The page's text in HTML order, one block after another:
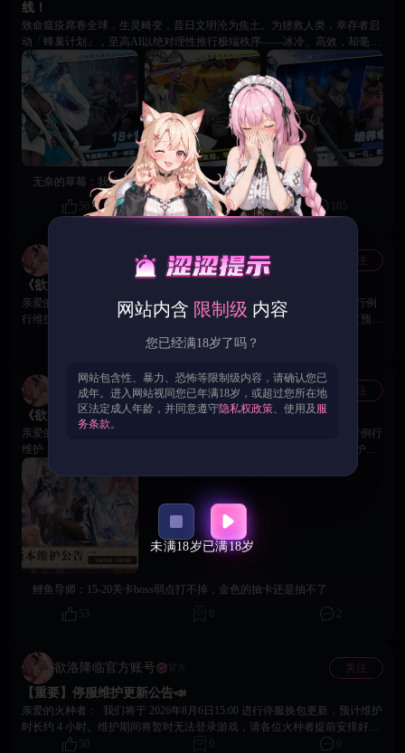
线！
致命瘟疫席卷全球，生灵畸变，昔日文明沦为焦土。为拯救人类，幸存者启
动「蜂巢计划」，至高AI以绝对理性推行极端秩序——冰冷、高效，却毫无
人性温度。 一部分人类与觉醒的战姬揭竿而起，组建「圣光会」，誓要撕碎
AI的桎梏；而忠诚于AI的蜂巢战姬，坚信唯有绝对秩序才能拯救人类。两大
阵营剑拔弩张，末世对决一触即发！ 你，化身「火种者」——这一缕跨越黑
暗的微光，究竟能唤醒沉睡的希望，还是被乱世洪流吞噬？ 🔥 核心玩法炸
裂来袭 ✡️ 独创背身射击｜单手操作，爽感拉满 指尖轻划即完成瞄准、发
射，酷炫技能特效+震动反馈，每一次射击都“摇”动感官。美少女战姬背身
RPG名场面，新手也能打出高光操作！ ✡️ 战姬羁绊养成｜阵营克制，策略战
从陌生到信赖，战力直线飙升，打造你的专属天团。 ✡️ 副本探索解谜｜稀有
福利CG，真相藏于细节 支线副本暗藏玄机，不止有战斗，更有隐藏剧情。
探索解锁稀有CG，揭开AI反叛的深层秘密，每一次探索都有新惊喜。 ✡️ 萌
值加成。养成专属萌宠，解锁技能，陪你闯副本、战强敌，热血之余更有治
愈陪伴。 🙌 4月27日，全新RPG手游已重磅上线18Game平台，下载解锁战姬
情报与互动好礼。你，就是人类最后的火种——末世集结，赴约开战！
无奈的草莓： 我的特殊召唤呢？
56
1 185
欲洛降临官方账号 官方 关注
《欲洛降临》维护更新公告 📣
亲爱的火种者： 为了给您带来更好的游戏体验，服务器将在本周四进行例
行维护，给您带来的不便深感抱歉。 维护时间：7月23日 15：00：00 （预计
维护时长4小时，恢复时间将根据实际进度动态调整） 重要提示：本次为强
制更新，需卸载旧客户端并重新安装新版本！ 请务必在卸载旧包前，截图保
往官网下载最新客户端并重新安装，旧版本将无法正常进入游戏。 【更新
内容】 本次更新重点修复了主线战斗、竞技玩法、角色养成、界面显示及
登录更新等问题，并对资源下载与断线重连体验进行了优化。 一、战斗及关
卡修复 1.修复了主线 1-6关 首次进入时无法攻击敌人的问题。 2.修复了主线
1-9关 作战页面卡死，提示“消灭下一个敌人”后无法继续操作的问题。 3.修
复了战姬 影葵 技能2伤害偏低、爆裂技能伤害异常的问题。 4.修复了战姬 光
子 释放技能2时未正常显示提示弹窗的问题。 5.修复了羁绊 “渡鸦旅团” 生效
后，战姬BUFF栏出现无属性加成BUFF的问题。 6.修复了购买炸弹后道具数
量未正常增加的问题。 7.修复了防御基地中，满足钻石条件后无法正常使用
“歼灭”功能的问题。 8.修复战斗编队上阵宠物时，属性筛选结果错误的问
题。 二、竞技及赛季玩法修复 1.修复了每日免费挑战次数未正常恢复的问
题。 2.修复了入场券购买次数跨天未重置、购买价格未恢复的问题。 3.修复
层界面后再次进入可异常刷新对手的问题。 5.修复了查看对手详情时数据显
示为0，与实际战斗页面信息不一致的问题。 6.修复了排行榜中无法查看自
战斗次数购买及消耗计数异常的问题。 三、角色及养成系统修复 1.修复了上
阵界面的排序与筛选功能未生效的问题。 2.修复了角色强化升级后，属性未
正常提升的问题。 3.修复了宠物分类页签无法正确筛选对应属性宠物的问
题。 4.优化了宠物一键升星功能的红点提醒功能。 5.修复了获得全部30名战
姬后，重置排序会导致部分战姬被隐藏的问题。 6.修复了极限突破排序功能
异常的问题。 7.修复了角色界面圆点按钮无法正常点击的问题。 8.修复了角
0
欲洛降临官方账号 官方 关注
《欲洛降临》版本维护公告📣
亲爱的火种者： 为了给您带来更好的游戏体验，服务器将在本周四进行例行
维护，给您带来的不便深感抱歉。 维护时间：7月 9日 18：00（预计维护时
长4小时，恢复时间将根据实际进度动态调整） 【更新内容】 一、战斗体验
优化 修复了战斗中途退出后，未能正常跳转至战败结算界面的问题。 修复
了部分特殊网络环境下，战斗结算界面可能出现卡死的问题。 修复了断网后
缺少提示，并可能导致异常游玩的问题。 修复了拦截战极限级 Boss 解锁异
常的问题。 二、角色与表现修复 修复了姒娆在局内射击动画显示异常的问
题。 修复了偶发情况下英雄加载不完整的问题。 修复了点击角色列表时，
部分角色无法正常显示的问题。 修复了角色展示界面显示异常的问题。 修
概率可能失效的问题。 修复了解码矩阵功能无法正常解锁的问题。 修复了
无限之塔限时礼包数据显示异常的问题。 修复了游戏招募界面中图片出现白
题。 提升了部分场景下的资源加载稳定性与异常提示体验。 感谢各位火种
者的支持。我们将持续关注游戏体验问题，并不断优化游戏稳定性与流畅
度。 官方社群 关注社群，游戏后续咨询快人一步： 玩家交流4群：
1059083108 玩家交流5群：1059086898 玩家交流6群：1056098479 Telegram：
https://t.me/eroeragame 官方网站：https://eroeragame.com/cn 客服邮箱：
peachgames.service@gmail.com 如遇任何问题或有建议，可随时通过以上方式
鲤鱼导师： 15-20关卡boss弱点打不掉，金色的抽卡还是抽不了
53
0 2
欲洛降临官方账号 官方 关注
【重要】停服维护更新公告📣
亲爱的火种者： 我们将于 2026年8月6日15:00 进行停服换包更新，预计维护
时长约 4 小时。维护期间将暂时无法登录游戏，请各位火种者提前安排好游
戏时间。 本次更新完成后，需重新下载最新游戏包体。实际开服时间可能根
50 0 0
网站内含 限制级 内容
您已经满18岁了吗？
网站包含性、暴力、恐怖等限制级内容，请确认您已
成年。进入网站视同您已年满18岁，或超过您所在地
区法定成人年龄，并同意遵守隐私权政策、使用及 服
务条款。
未满18岁已满18岁